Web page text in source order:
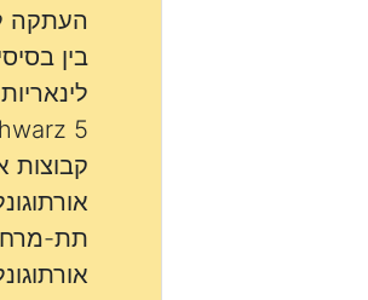
העתקה
בין
קבוצות
תת-